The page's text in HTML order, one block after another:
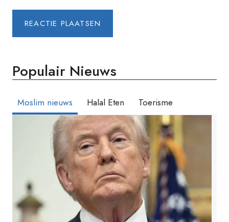
Populair Nieuws
Moslim nieuws Halal Eten Toerisme